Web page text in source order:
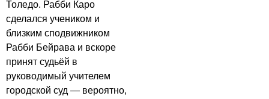
Толедо. Рабби Каро
сделался учеником и
близким сподвижником
Рабби Бейрава и вскоре
принят судьёй в
руководимый учителем
городской суд — вероятно,